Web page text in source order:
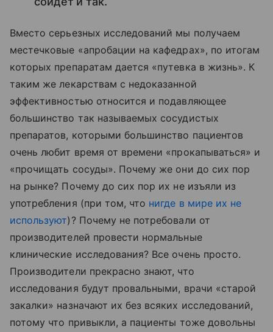
Вместо серьезных исследований мы получаем
местечковые «апробации на кафедрах», по итогам
которых препаратам дается «путевка в жизнь». К
таким же лекарствам с недоказанной
эффективностью относится и подавляющее
большинство так называемых сосудистых
препаратов, которыми большинство пациентов
очень любит время от времени «прокапываться» и
«прочищать сосуды». Почему же они до сих пор
на рынке? Почему до сих пор их не изъяли из
употребления (при том, что нигде в мире их не
используют)? Почему не потребовали от
производителей провести нормальные
клинические исследования? Все очень просто.
Производители прекрасно знают, что
исследования будут провальными, врачи «старой
закалки» назначают их без всяких исследований,
потому что привыкли, а пациенты тоже довольны